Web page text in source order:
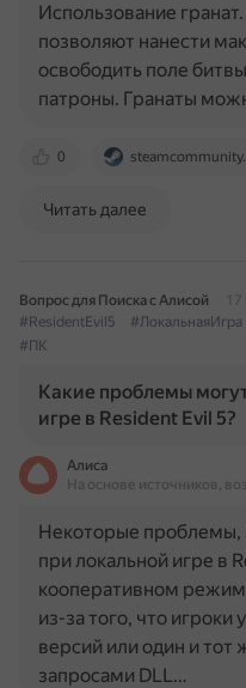
0
Использование
позволяют нанести
освободить поле
патроны. Гранаты
Читать далее
Вопрос для Поиска с Алисой
#ResidentEvil5
#ЛокальнаяИгра
#ПК
Какие проблемы
игре в Resident Evil 5?
Алиса
На основе источников,
Некоторые проблемы,
при локальной игре в
кооперативном
из-за того, что игроки
версий или один и тот
запросами DLL…